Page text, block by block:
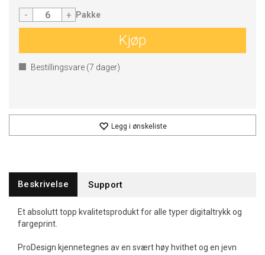
- + Pakke
Kjøp
Bestillingsvare (7 dager)
Legg i ønskeliste
Beskrivelse Support
Et absolutt topp kvalitetsprodukt for alle typer digitaltrykk og
fargeprint.
ProDesign kjennetegnes av en svært høy hvithet og en jevn